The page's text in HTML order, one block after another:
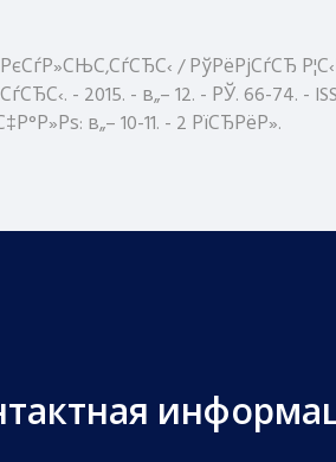
/ РўРёРјСѓСЂ
- 2015. - в„– 12. - РЎ. 66-74. -
в„– 10-11. - 2 РїСЂРёР».